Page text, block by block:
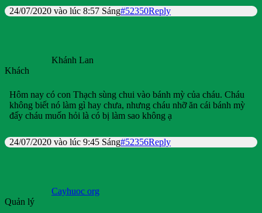
24/07/2020 vào lúc 8:57 Sáng#52350Reply
Khánh Lan
Khách
Hôm nay có con Thạch sùng chui vào bánh mỳ của cháu. Cháu
không biết nó làm gì hay chưa, nhưng cháu nhỡ ăn cái bánh mỳ
đấy cháu muốn hỏi là có bị làm sao không ạ
24/07/2020 vào lúc 9:45 Sáng#52356Reply
Cayhuoc org
Quản lý